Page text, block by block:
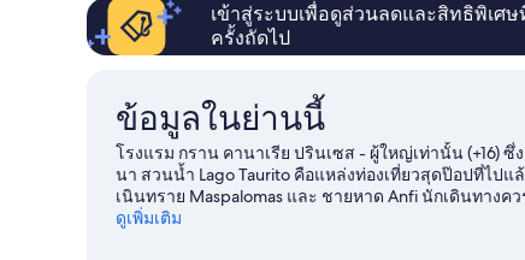
พัก
เข้าสู่ระบบเพื่อดูส่วนลดและสิทธิพิเศ
ครั้งถัดไป
ข้อมูลในย่านนี้
โรงแรม กราน คานาเรีย ปรินเซส - ผู้ใหญ่เท่านั้น (+16)
นา สวนน้ำ Lago Taurito คือแหล่งท่องเที่ยวสุดป๊อปที่ไป
เนินทราย Maspalomas และ ชายหาด Anfi นักเดินทา
พฤกษศาสตร์ Maspalomas
ดูเพิ่มเติม